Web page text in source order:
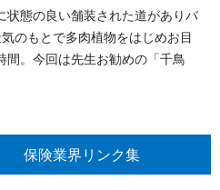
態の良い舗装された道がありバ
のもとで多肉植物をはじめお目
。今回は先生お勧めの「千鳥
保険業界リンク集